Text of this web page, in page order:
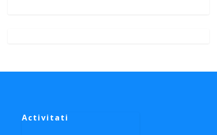
Activitati